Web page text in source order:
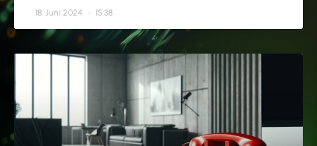
18. Juni 2024 15:38